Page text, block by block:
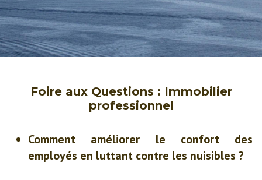
Foire aux Questions : Immobilier
professionnel
Comment améliorer le confort des
employés en luttant contre les nuisibles ?